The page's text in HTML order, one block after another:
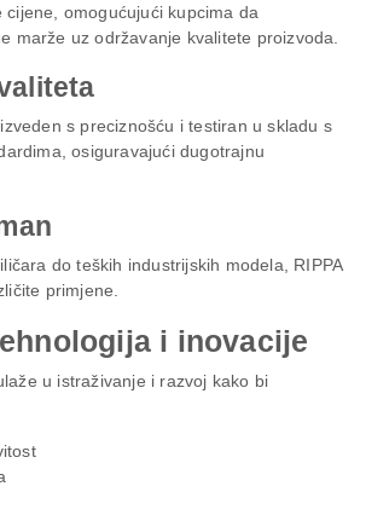
cijene, omogućujući kupcima da
marže uz održavanje kvalitete proizvoda.
s preciznošću i testiran u skladu s
osiguravajući dugotrajnu
do teških industrijskih modela, RIPPA
primjene.
i inovacije
u istraživanje i razvoj kako bi